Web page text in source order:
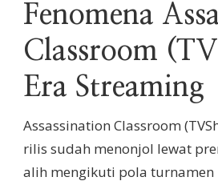
Fenomena
Classroom
Era Streaming
Assassination Classroom
rilis sudah menonjol lewat
alih mengikuti pola turnamen